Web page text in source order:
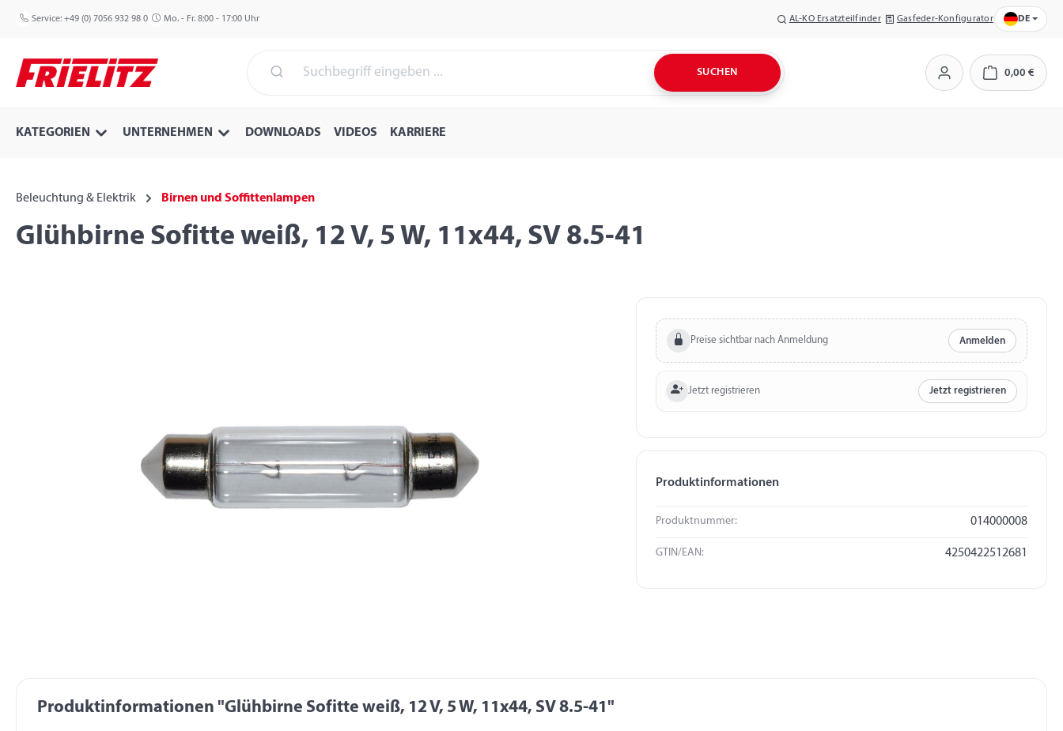
Hauptinhalt springen
Zur Suche springen
Zur Hauptnavigation springen
Service: +49 (0) 7056 932 98 0 Mo. - Fr. 8:00 - 17:00 Uhr AL-KO Ersatzteilfinder Gasfeder-Konfigurator DE
SUCHEN 0,00 €
KATEGORIEN UNTERNEHMEN DOWNLOADS VIDEOS KARRIERE
Beleuchtung & Elektrik Birnen und Soffittenlampen
Glühbirne Sofitte weiß, 12 V, 5 W, 11x44, SV 8.5-41
Preise sichtbar nach Anmeldung Anmelden
Jetzt registrieren Jetzt registrieren
Produktinformationen
Produktnummer: 014000008
GTIN/EAN: 4250422512681
Produktinformationen "Glühbirne Sofitte weiß, 12 V, 5 W, 11x44, SV 8.5-41"